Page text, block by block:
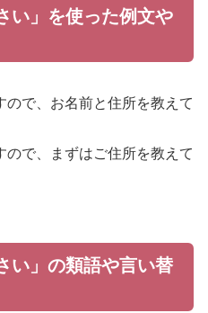
い」を使った例文や
ので、お名前と住所を教えて
ので、まずはご住所を教えて
い」の類語や言い替